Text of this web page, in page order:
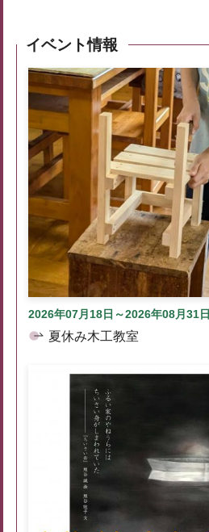
イベント情報
2026年07月18日～2026年08月31日
夏休み木工教室